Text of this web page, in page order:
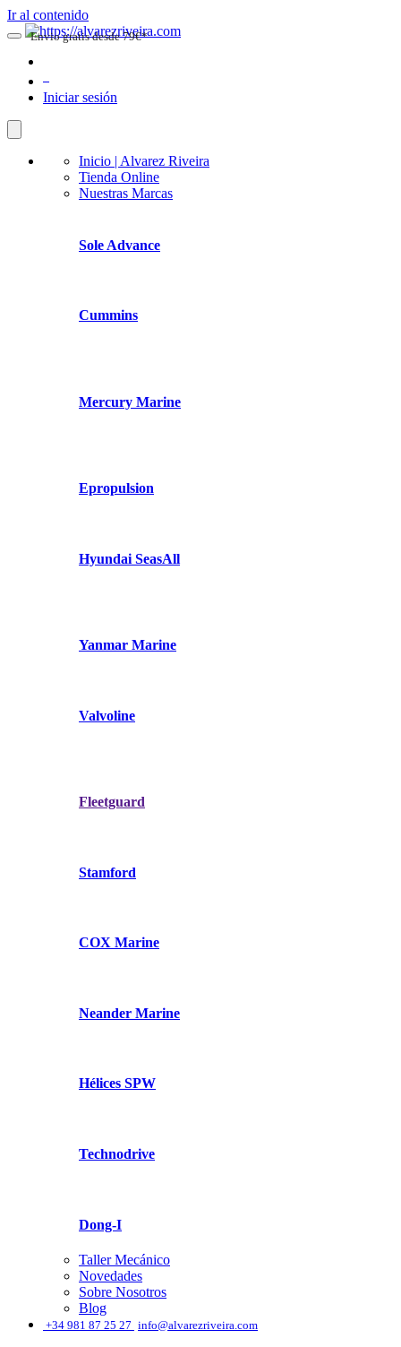
Ir al contenido
Iniciar sesión
Inicio | Alvarez Riveira
Tienda Online
Nuestras Marcas
Sole Advance
Cummins
Mercury Marine
Epropulsion
Hyundai SeasAll
Yanmar Marine
Valvoline
Fleetguard
Stamford
COX Marine
Neander Marine
Hélices SPW
Technodrive
Dong-I
Taller Mecánico
Novedades
Sobre Nosotros
Blog
+34 981 87 25 27 info@alvarezriveira.com
Envio gratis desde 79€*